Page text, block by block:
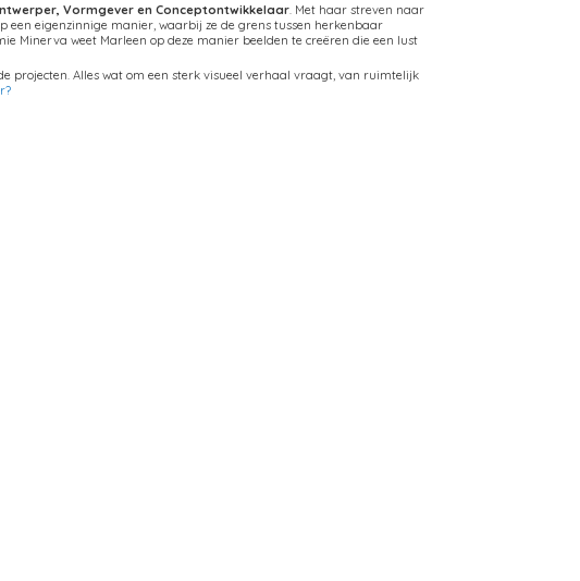
Vormgever en Conceptontwikkelaar. Met haar streven naar
een eigenzinnige manier, waarbij ze de grens tussen herkenbaar
Minerva weet Marleen op deze manier beelden te creëren die een lust
projecten. Alles wat om een sterk visueel verhaal vraagt, van ruimtelijk